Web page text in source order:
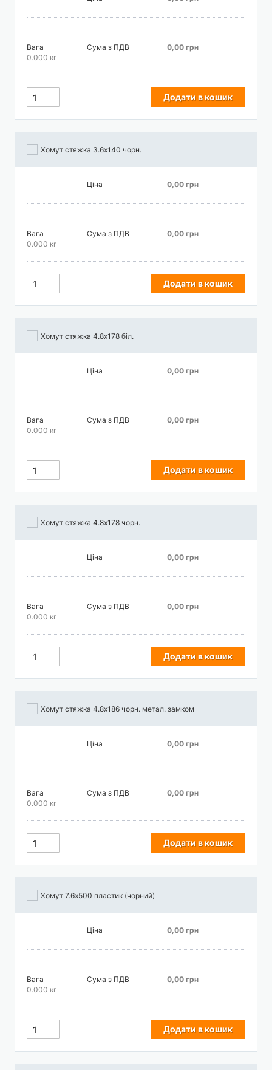
Вага
0.000 кг
Сума з ПДВ 0,00 грн
Додати в кошик
Хомут стяжка 3.6х140 чорн.
Ціна 0,00 грн
Вага
0.000 кг
Сума з ПДВ 0,00 грн
Додати в кошик
Хомут стяжка 4.8х178 біл.
Ціна 0,00 грн
Вага
0.000 кг
Сума з ПДВ 0,00 грн
Додати в кошик
Хомут стяжка 4.8х178 чорн.
Ціна 0,00 грн
Вага
0.000 кг
Сума з ПДВ 0,00 грн
Додати в кошик
Хомут стяжка 4.8х186 чорн. метал. замком
Ціна 0,00 грн
Вага
0.000 кг
Сума з ПДВ 0,00 грн
Додати в кошик
Хомут 7.6х500 пластик (чорний)
Ціна 0,00 грн
Вага
0.000 кг
Сума з ПДВ 0,00 грн
Додати в кошик